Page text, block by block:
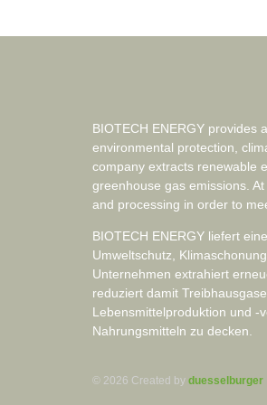
BIOTECH ENERGY provides
environmental protection,
company extracts renewable
greenhouse gas emissions.
and processing in order to
BIOTECH ENERGY liefert
Umweltschutz,
Unternehmen extrahiert
reduziert damit
Lebensmittelproduktion und -
Nahrungsmitteln zu decken.
© 2026 Created by duesselburger